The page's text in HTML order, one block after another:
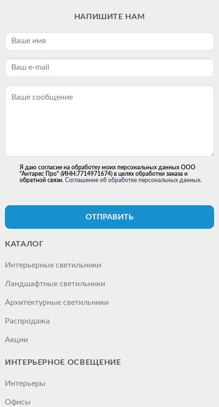
НАПИШИТЕ НАМ
Я даю согласие на обработку моих персональных данных ООО
"Антарес Про" (ИНН:7714971674) в целях обработки заказа и
обратной связи. Соглашение об обработке персональных данных.
ОТПРАВИТЬ
КАТАЛОГ
Интерьерные светильники
Ландшафтные светильники
Архитектурные светильники
Распродажа
Акции
ИНТЕРЬЕРНОЕ ОСВЕЩЕНИЕ
Интерьеры
Офисы